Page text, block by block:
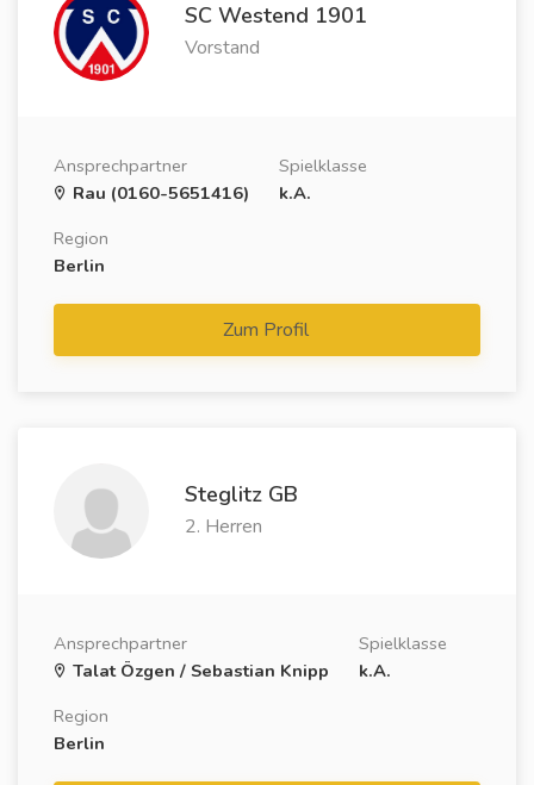
SC Westend 1901
Vorstand
Ansprechpartner
Rau (0160-5651416)
Spielklasse
k.A.
Region
Berlin
Zum Profil
Steglitz GB
2. Herren
Ansprechpartner
Talat Özgen / Sebastian Knipp
Spielklasse
k.A.
Region
Berlin